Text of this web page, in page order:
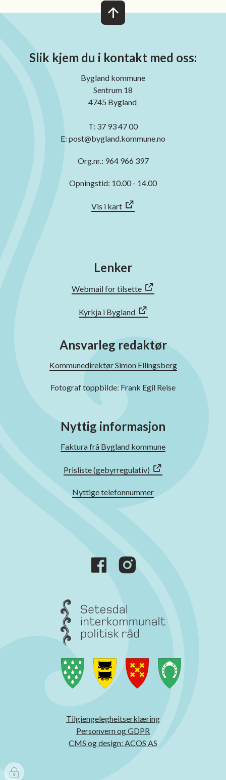
Slik kjem du i kontakt med oss:
Bygland kommune
Sentrum 18
4745 Bygland
T: 37 93 47 00
E: post@bygland.kommune.no
Org.nr.: 964 966 397
Opningstid: 10.00 - 14.00
Vis i kart
Lenker
Webmail for tilsette
Kyrkja i Bygland
Ansvarleg redaktør
Kommunedirektør Simon Ellingsberg
Fotograf toppbilde: Frank Egil Reise
Nyttig informasjon
Faktura frå Bygland kommune
Prisliste (gebyrregulativ)
Nyttige telefonnummer
Tilgjengelegheitserklæring
Personvern og GDPR
CMS og design: ACOS AS